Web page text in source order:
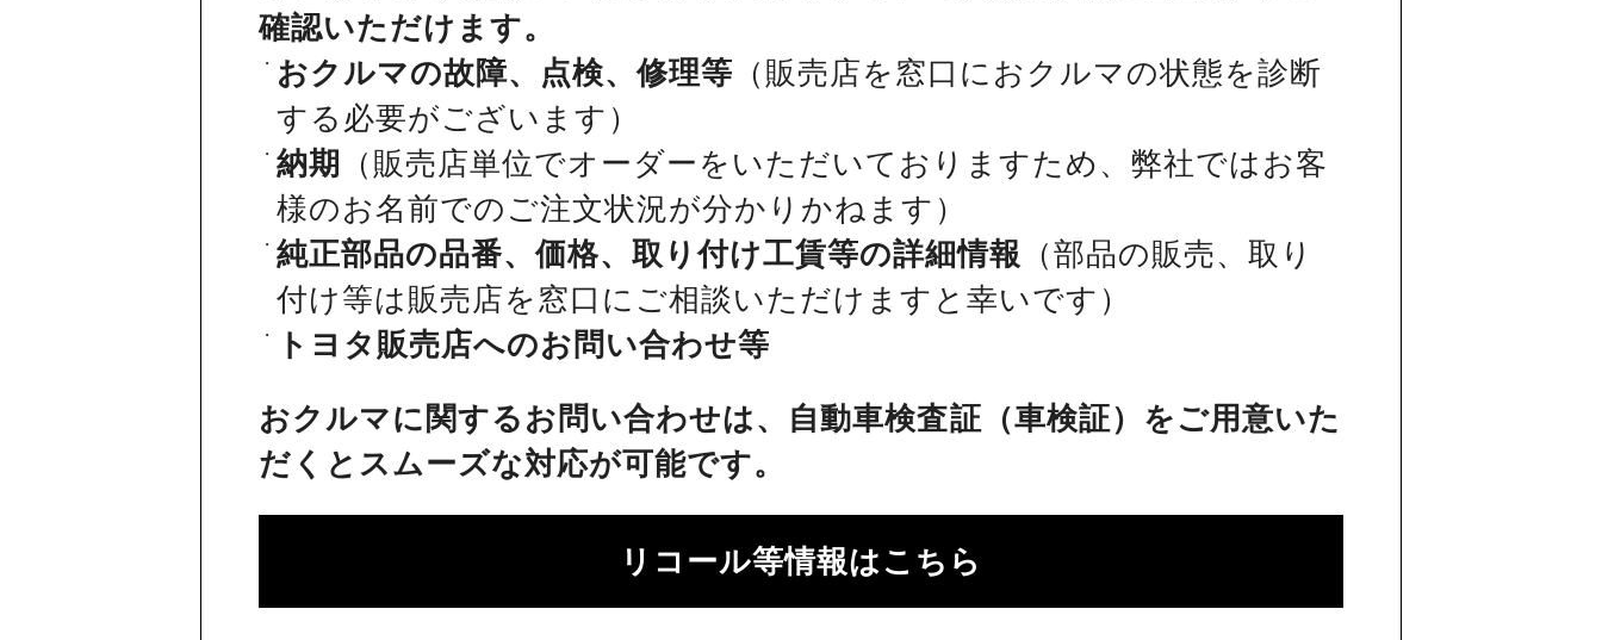
確認いただけます。
おクルマの故障、点検、修理等 （販売店を窓口におクルマの状態を診断
する必要がございます）
納期
（販売店単位でオーダーをいただいておりますため、弊社ではお客
様のお名前でのご注文状況が分かりかねます）
純正部品の品番、価格、取り付け工賃等の詳細情報
（部品の販売、取り
付け等は販売店を窓口にご相談いただけますと幸いです）
トヨタ販売店へのお問い合わせ等
おクルマに関するお問い合わせは、自動車検査証（車検証）をご用意いた
だくとスムーズな対応が可能です。
リコール等情報はこちら